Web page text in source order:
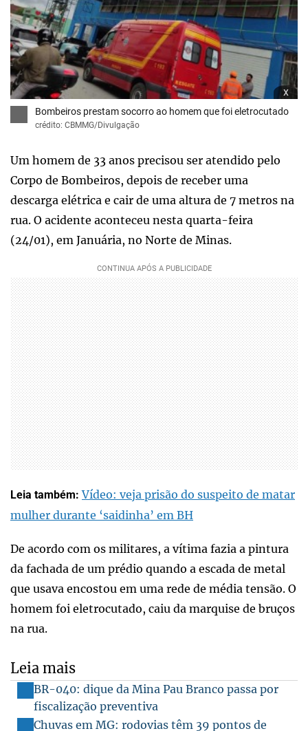
x
Bombeiros prestam socorro ao homem que foi eletrocutado
crédito: CBMMG/Divulgação
Um homem de 33 anos precisou ser atendido pelo
Corpo de Bombeiros, depois de receber uma
descarga elétrica e cair de uma altura de 7 metros na
rua. O acidente aconteceu nesta quarta-feira
(24/01), em Januária, no Norte de Minas.
Leia também: Vídeo: veja prisão do suspeito de matar
mulher durante ‘saidinha’ em BH
De acordo com os militares, a vítima fazia a pintura
da fachada de um prédio quando a escada de metal
que usava encostou em uma rede de média tensão. O
homem foi eletrocutado, caiu da marquise de bruços
na rua.
Leia mais
BR-040: dique da Mina Pau Branco passa por
fiscalização preventiva
Chuvas em MG: rodovias têm 39 pontos de